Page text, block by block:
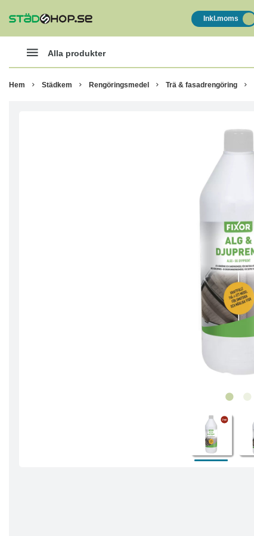
Inkl.moms
Alla produkter
Hem Städkem Rengöringsmedel Trä & fasadrengöring